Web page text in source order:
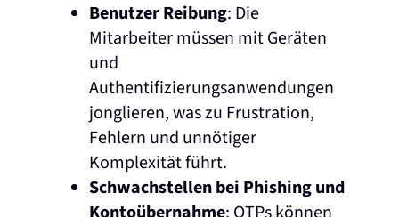
Benutzer Reibung: Die
Mitarbeiter müssen mit Geräten
und
Authentifizierungsanwendungen
jonglieren, was zu Frustration,
Fehlern und unnötiger
Komplexität führt.
Schwachstellen bei Phishing und